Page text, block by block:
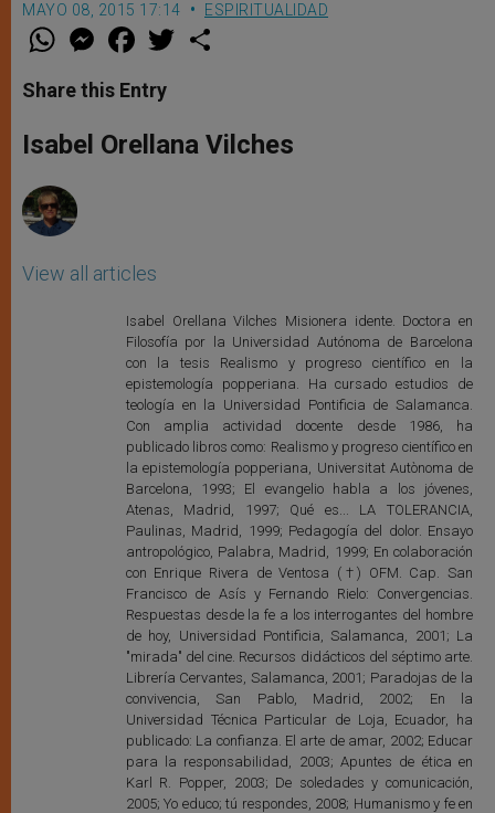
MAYO 08, 2015 17:14 ESPIRITUALIDAD
W
t
s
p
p
M
e
s
e
g
e
F
a
e
b
o
k
w
r
Share this Entry
Isabel Orellana Vilches
View all articles
Isabel Orellana Vilches Misionera idente. Doctora en
Filosofía por la Universidad Autónoma de Barcelona
con la tesis Realismo y progreso científico en la
epistemología popperiana. Ha cursado estudios de
teología en la Universidad Pontificia de Salamanca.
Con amplia actividad docente desde 1986, ha
publicado libros como: Realismo y progreso científico en
la epistemología popperiana, Universitat Autònoma de
Barcelona, 1993; El evangelio habla a los jóvenes,
Atenas, Madrid, 1997; Qué es... LA TOLERANCIA,
Paulinas, Madrid, 1999; Pedagogía del dolor. Ensayo
antropológico, Palabra, Madrid, 1999; En colaboración
con Enrique Rivera de Ventosa (†) OFM. Cap. San
Francisco de Asís y Fernando Rielo: Convergencias.
Respuestas desde la fe a los interrogantes del hombre
de hoy, Universidad Pontificia, Salamanca, 2001; La
"mirada" del cine. Recursos didácticos del séptimo arte.
Librería Cervantes, Salamanca, 2001; Paradojas de la
convivencia, San Pablo, Madrid, 2002; En la
Universidad Técnica Particular de Loja, Ecuador, ha
publicado: La confianza. El arte de amar, 2002; Educar
para la responsabilidad, 2003; Apuntes de ética en
Karl R. Popper, 2003; De soledades y comunicación,
2005; Yo educo; tú respondes, 2008; Humanismo y fe en